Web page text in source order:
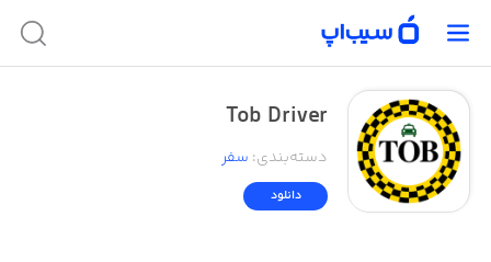
Tob Driver
دسته‌بندی: سفر
دانلود